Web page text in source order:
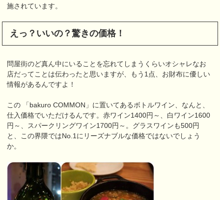
施されています。
えっ？いいの？驚きの価格！
問屋街のど真ん中にいることを忘れてしまうくらいオシャレなお
店だってことは伝わったと思いますが、もう1点、お財布に優しい
情報があるんですよ！
この 「bakuro COMMON」に置いてあるボトルワイン、なんと、
仕入価格でいただけるんです。赤ワイン1400円～、白ワイン1600
円～、スパークリングワイン1700円～。グラスワインも500円
と、この界隈ではNo.1にリーズナブルな価格ではないでしょう
か。